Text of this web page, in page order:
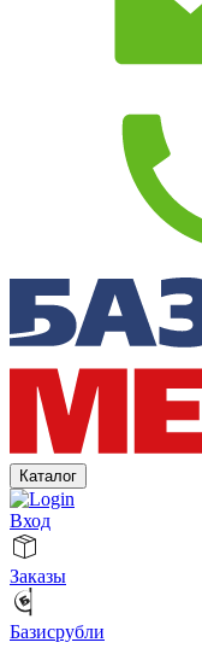
Каталог
Вход
Заказы
Базисрубли